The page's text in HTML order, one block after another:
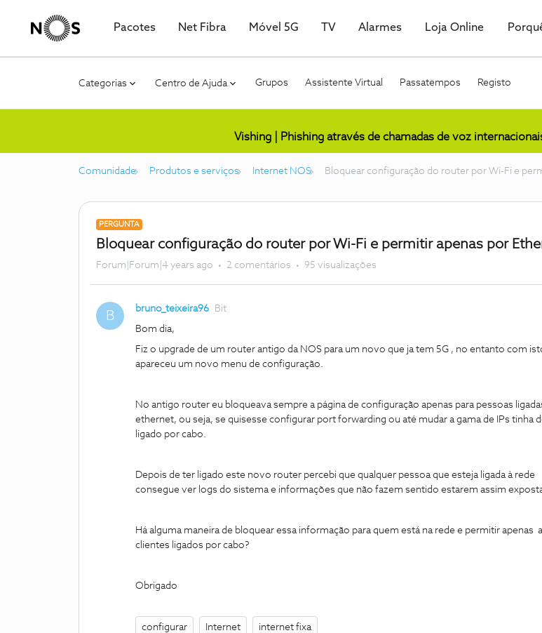
Pacotes Net Fibra Móvel 5G TV Alarmes Loja Online
Categorias Centro de Ajuda Grupos Assistente Virtual Passatempos Registo
Vishing | Phishing através de chamadas de voz
Comunidade Produtos e serviços Internet NOS Bloquear configuração do router por Wi-Fi e
PERGUNTA
Bloquear configuração do router por Wi-Fi e permitir apenas por
Forum|Forum|4 years ago 2 comentários 95 visualizações
B bruno_teixeira96 Bit
Bom dia,
Fiz o upgrade de um router antigo da NOS para um novo que ja tem 5G , no entanto com
apareceu um novo menu de configuração.
No antigo router eu bloqueava sempre a página de configuração apenas para pessoas
ethernet, ou seja, se quisesse configurar port forwarding ou até mudar a gama de IPs tinha
ligado por cabo.
Depois de ter ligado este novo router percebi que qualquer pessoa que esteja ligada à rede
consegue ver logs do sistema e informações que não fazem sentido estarem assim
Há alguma maneira de bloquear essa informação para quem está na rede e permitir apenas a
clientes ligados por cabo?
Obrigado
configurar Internet internet fixa